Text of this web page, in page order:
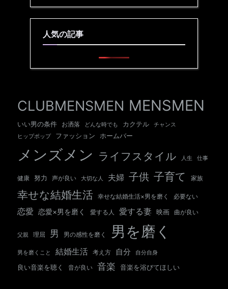
人気の記事
CLUBMENSMEN MENSMEN
いい男の条件 お洒落 どんな時でも カクテル チャンス
ヒップポップ ファッション ホームバー
メンズメン ライフスタイル 人生 仕事
健康 努力 声が良い 大切な人 夫婦 子供 子育て 家族
幸せな結婚生活 幸せな結婚生活×男を磨く 必要ない
恋愛 恋愛×男を磨く 愛する人 愛する妻 映画 曲が良い
父親 理屈 男 男の感性を磨く 男を磨く
男を磨くこと 結婚生活 考え方 自分 自分自身
良い音楽を聴く 音が良い 音楽 音楽を浴びてほしい